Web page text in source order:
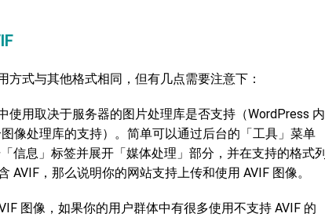
方式与其他格式相同，但有几点需要注意下：
使用取决于服务器的图片处理库是否支持（WordPress 内
像处理库的支持）。简单可以通过后台的「工具」菜单
信息」标签并展开「媒体处理」部分，并在支持的格式列
AVIF，那么说明你的网站支持上传和使用 AVIF 图像。
图像，如果你的用户群体中有很多使用不支持 AVIF 的